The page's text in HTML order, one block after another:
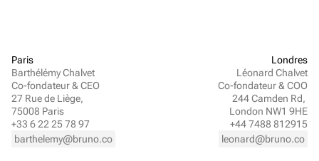
Paris
Barthélémy Chalvet
Co-fondateur & CEO
27 Rue de Liège,
75008 Paris
+33 6 22 25 78 97
barthelemy@bruno.co
Londres
Léonard Chalvet
Co-fondateur & COO
244 Camden Rd,
London NW1 9HE
+44 7488 812915
leonard@bruno.co